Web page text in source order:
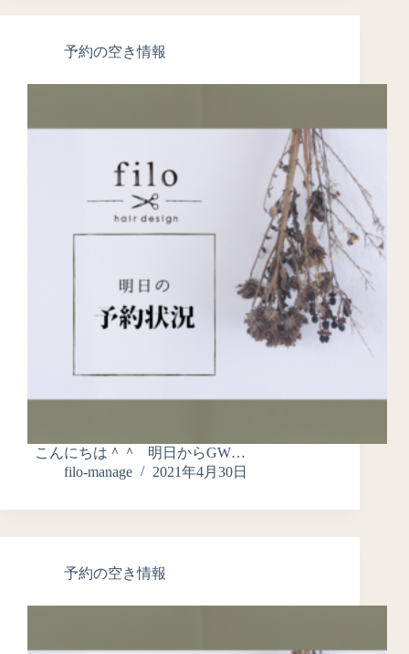
予約の空き情報
こんにちは＾＾ 明日からGW…
filo-manage
2021年4月30日
予約の空き情報